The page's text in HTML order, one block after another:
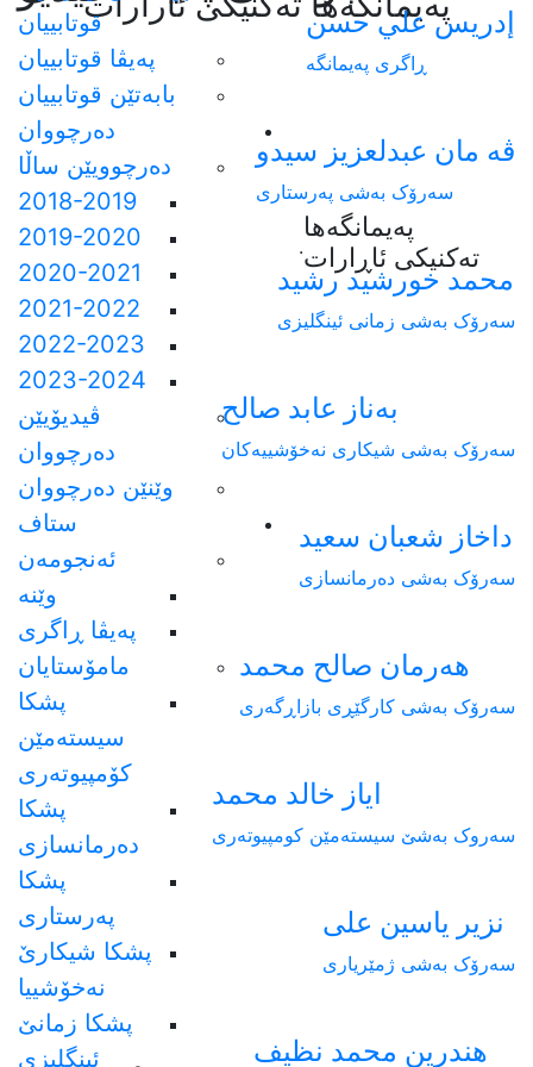
پەیمانگەها
تەکنیکی ئاڕارات.
قوتابییان
پەیڤا قوتابییان
بابەتێن قوتابییان
دەرچووان
دەرچوویێن ساڵا
2018-2019
2019-2020
2020-2021
2021-2022
2022-2023
2023-2024
ڤیدیۆیێن
دەرچووان
وێنێن دەرچووان
ستاف
ئەنجومەن
وێنە
پەیڤا ڕاگری
مامۆستایان
پشکا
سیستەمێن
کۆمپیوتەری
پشکا
دەرمانسازی
پشکا
پەرستاری
پشکا شیکارێ
نەخۆشییا
پشکا زمانێ
ئینگلیزی
إدريس علي حسن
ڕاگری پەیمانگە
ڤه مان عبدلعزيز سيدو
سەرۆک بەشی پەرستاری
محمد خورشيد رشيد
سەرۆک بەشی زمانی ئینگلیزی
بەناز عابد صالح
سەرۆک بەشی شیکاری نەخۆشییەکان
داخاز شعبان سعيد
سەرۆک بەشی دەرمانسازی
هەرمان صالح محمد
سەرۆک بەشی کارگێڕی بازاڕگەری
ایاز خالد محمد
سەروک بەشێ سیستەمێن کومپیوتەری
نزیر یاسین علی
سەرۆک بەشی ژمێریاری
هندرین محمد نظيف